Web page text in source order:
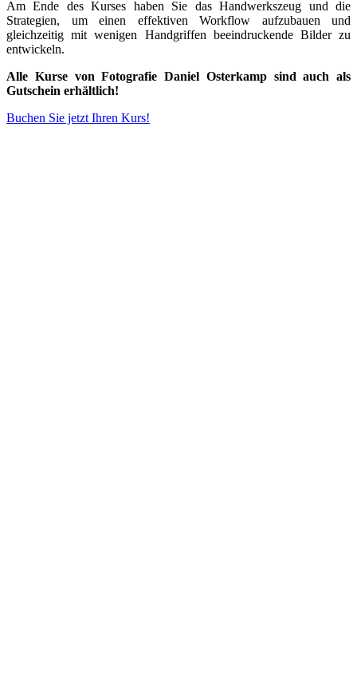
Am Ende des Kurses haben Sie das Handwerkszeug und die
Strategien, um einen effektiven Workflow aufzubauen und
gleichzeitig mit wenigen Handgriffen beeindruckende Bilder zu
entwickeln.
Alle Kurse von Fotografie Daniel Osterkamp sind auch als
Gutschein erhältlich!
Buchen Sie jetzt Ihren Kurs!